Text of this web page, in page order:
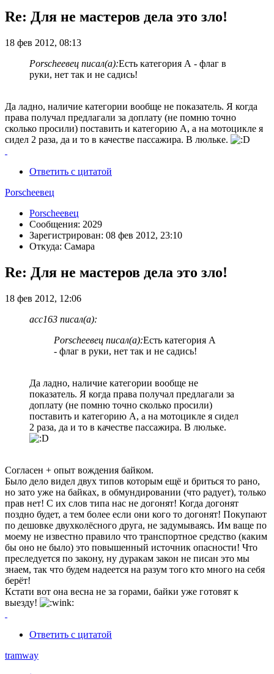
Re: Для не мастеров дела это зло!
18 фев 2012, 08:13
Porscheeвец писал(а):Есть категория А - флаг в
руки, нет так и не садись!
Да ладно, наличие категории вообще не показатель. Я когда
права получал предлагали за доплату (не помню точно
сколько просили) поставить и категорию А, а на мотоцикле я
сидел 2 раза, да и то в качестве пассажира. В люльке.
Ответить с цитатой
Porscheeвец
Porscheeвец
Сообщения: 2029
Зарегистрирован: 08 фев 2012, 23:10
Откуда: Самара
Re: Для не мастеров дела это зло!
18 фев 2012, 12:06
acc163 писал(а):
Porscheeвец писал(а):Есть категория А
- флаг в руки, нет так и не садись!
Да ладно, наличие категории вообще не
показатель. Я когда права получал предлагали за
доплату (не помню точно сколько просили)
поставить и категорию А, а на мотоцикле я сидел
2 раза, да и то в качестве пассажира. В люльке.
Согласен + опыт вождения байком.
Было дело видел двух типов которым ещё и бриться то рано,
но зато уже на байках, в обмундировании (что радует), только
прав нет! С их слов типа нас не догонят! Когда догонят
поздно будет, а тем более если они кого то догонят! Покупают
по дешовке двухколёсного друга, не задумываясь. Им ваще по
моему не известно правило что транспортное средство (каким
бы оно не было) это повышенный источник опасности! Что
преследуется по закону, ну дуракам закон не писан это мы
знаем, так что будем надеется на разум того кто много на себя
берёт!
Кстати вот она весна не за горами, байки уже готовят к
выезду!
Ответить с цитатой
tramway